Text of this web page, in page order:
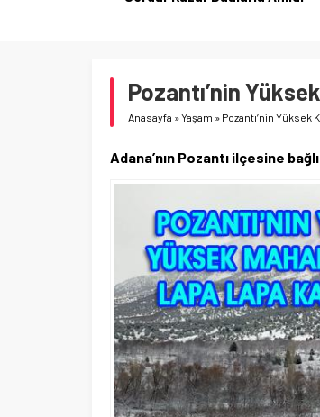
Pozantı’nin
Anasayfa »Yaşam » Pozantı’nin Yüksek
Adana’nın Pozantı ilçesine